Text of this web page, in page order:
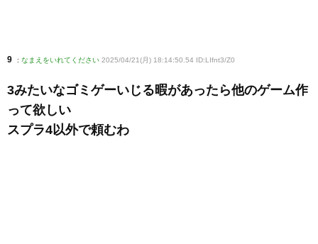
9 : なまえをいれてください 2025/04/21(月) 18:14:50.54 ID:LIfnt3/Z0
3みたいなゴミゲーいじる暇があったら他のゲーム作
って欲しい
スプラ4以外で頼むわ